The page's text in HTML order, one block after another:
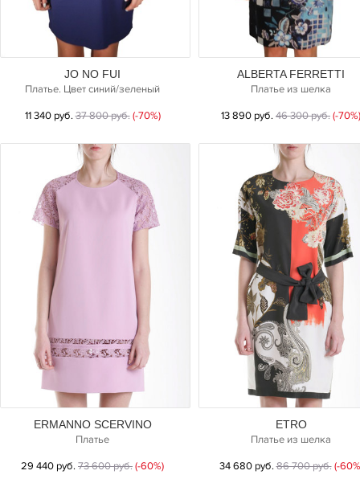
JO NO FUI
Платье. Цвет синий/зеленый
11 340 руб.37 800 руб. (-70%)
ALBERTA FERRETTI
Платье из шелка
13 890 руб.46 300 руб.(-70%)
ERMANNO SCERVINO
Платье
29 440 руб.73 600 руб.(-60%)
ETRO
Платье из шелка
34 680 руб.86 700 руб. (-